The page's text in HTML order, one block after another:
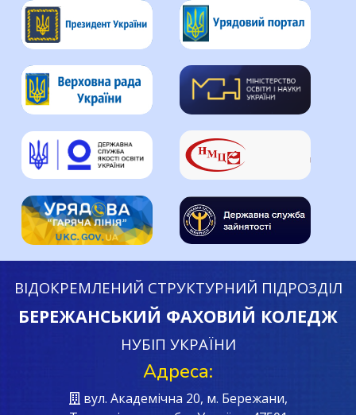
ВІДОКРЕМЛЕНИЙ СТРУКТУРНИЙ ПІДРОЗДІЛ
БЕРЕЖАНСЬКИЙ ФАХОВИЙ КОЛЕДЖ
НУБІП УКРАЇНИ
Адреса:
вул. Академічна 20, м. Бережани,